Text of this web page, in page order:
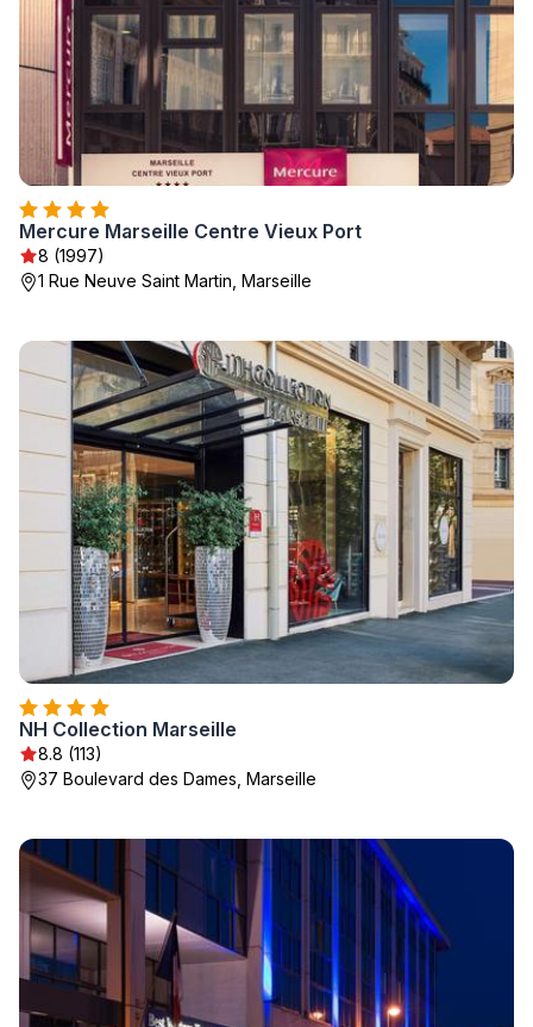
Mercure Marseille Centre Vieux Port
8 (1997)
1 Rue Neuve Saint Martin, Marseille
NH Collection Marseille
8.8 (113)
37 Boulevard des Dames, Marseille